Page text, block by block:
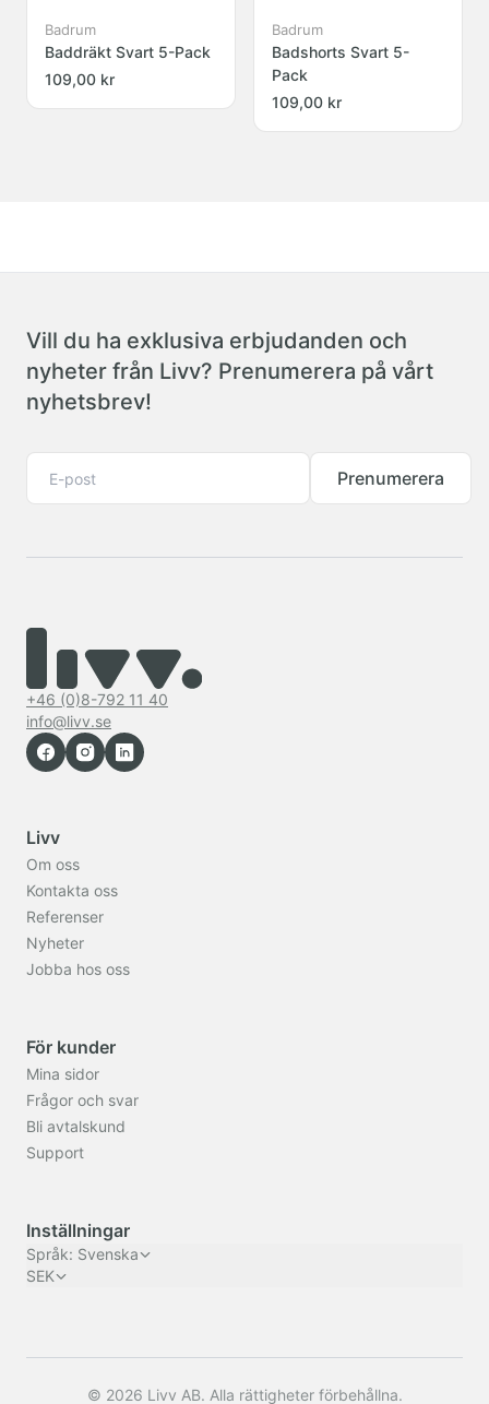
Badrum
Baddräkt Svart 5-Pack
109,00 kr
Badrum
Badshorts Svart 5-
Pack
109,00 kr
Vill du ha exklusiva erbjudanden och
nyheter från Livv? Prenumerera på vårt
nyhetsbrev!
Prenumerera
+46 (0)8-792 11 40
info@livv.se
Livv
Om oss
Kontakta oss
Referenser
Nyheter
Jobba hos oss
För kunder
Mina sidor
Frågor och svar
Bli avtalskund
Support
Inställningar
Språk: Svenska
SEK
© 2026 Livv AB. Alla rättigheter förbehållna.